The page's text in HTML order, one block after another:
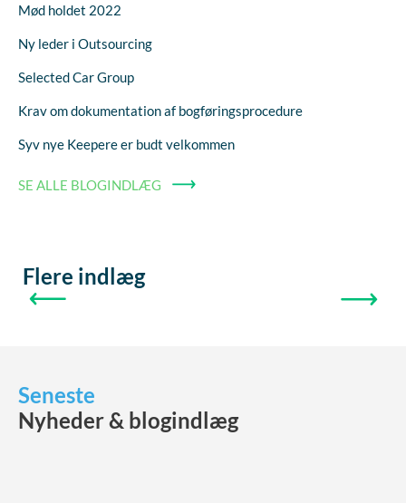
Mød holdet 2022
Ny leder i Outsourcing
Selected Car Group
Krav om dokumentation af bogføringsprocedure
Syv nye Keepere er budt velkommen
SE ALLE BLOGINDLÆG
Flere indlæg
Seneste
Nyheder & blogindlæg